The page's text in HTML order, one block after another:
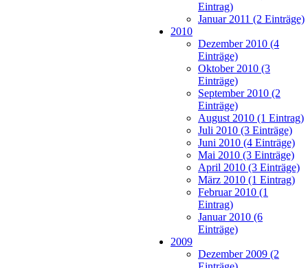
Eintrag)
Januar 2011 (2 Einträge)
2010
Dezember 2010 (4
Einträge)
Oktober 2010 (3
Einträge)
September 2010 (2
Einträge)
August 2010 (1 Eintrag)
Juli 2010 (3 Einträge)
Juni 2010 (4 Einträge)
Mai 2010 (3 Einträge)
April 2010 (3 Einträge)
März 2010 (1 Eintrag)
Februar 2010 (1
Eintrag)
Januar 2010 (6
Einträge)
2009
Dezember 2009 (2